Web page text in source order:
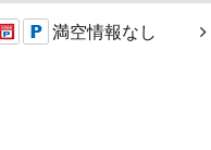
満空情報なし